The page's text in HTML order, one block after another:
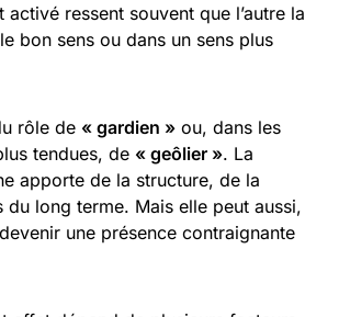
activé ressent souvent que l’autre la
bon sens ou dans un sens plus
rôle de « gardien » ou, dans les
tendues, de « geôlier ». La
apporte de la structure, de la
du long terme. Mais elle peut aussi,
une présence contraignante